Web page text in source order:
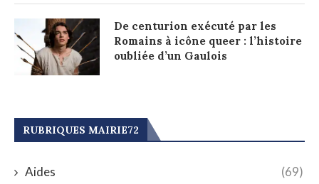
De centurion exécuté par les
Romains à icône queer : l’histoire
oubliée d’un Gaulois
RUBRIQUES MAIRIE72
Aides (69)